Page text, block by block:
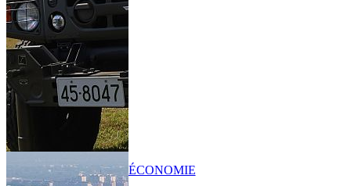
ÉCONOMIE